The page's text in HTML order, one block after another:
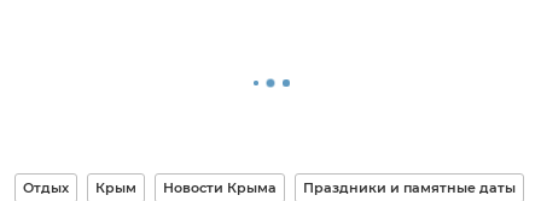
Отдых Крым Новости Крыма Праздники и памятные даты